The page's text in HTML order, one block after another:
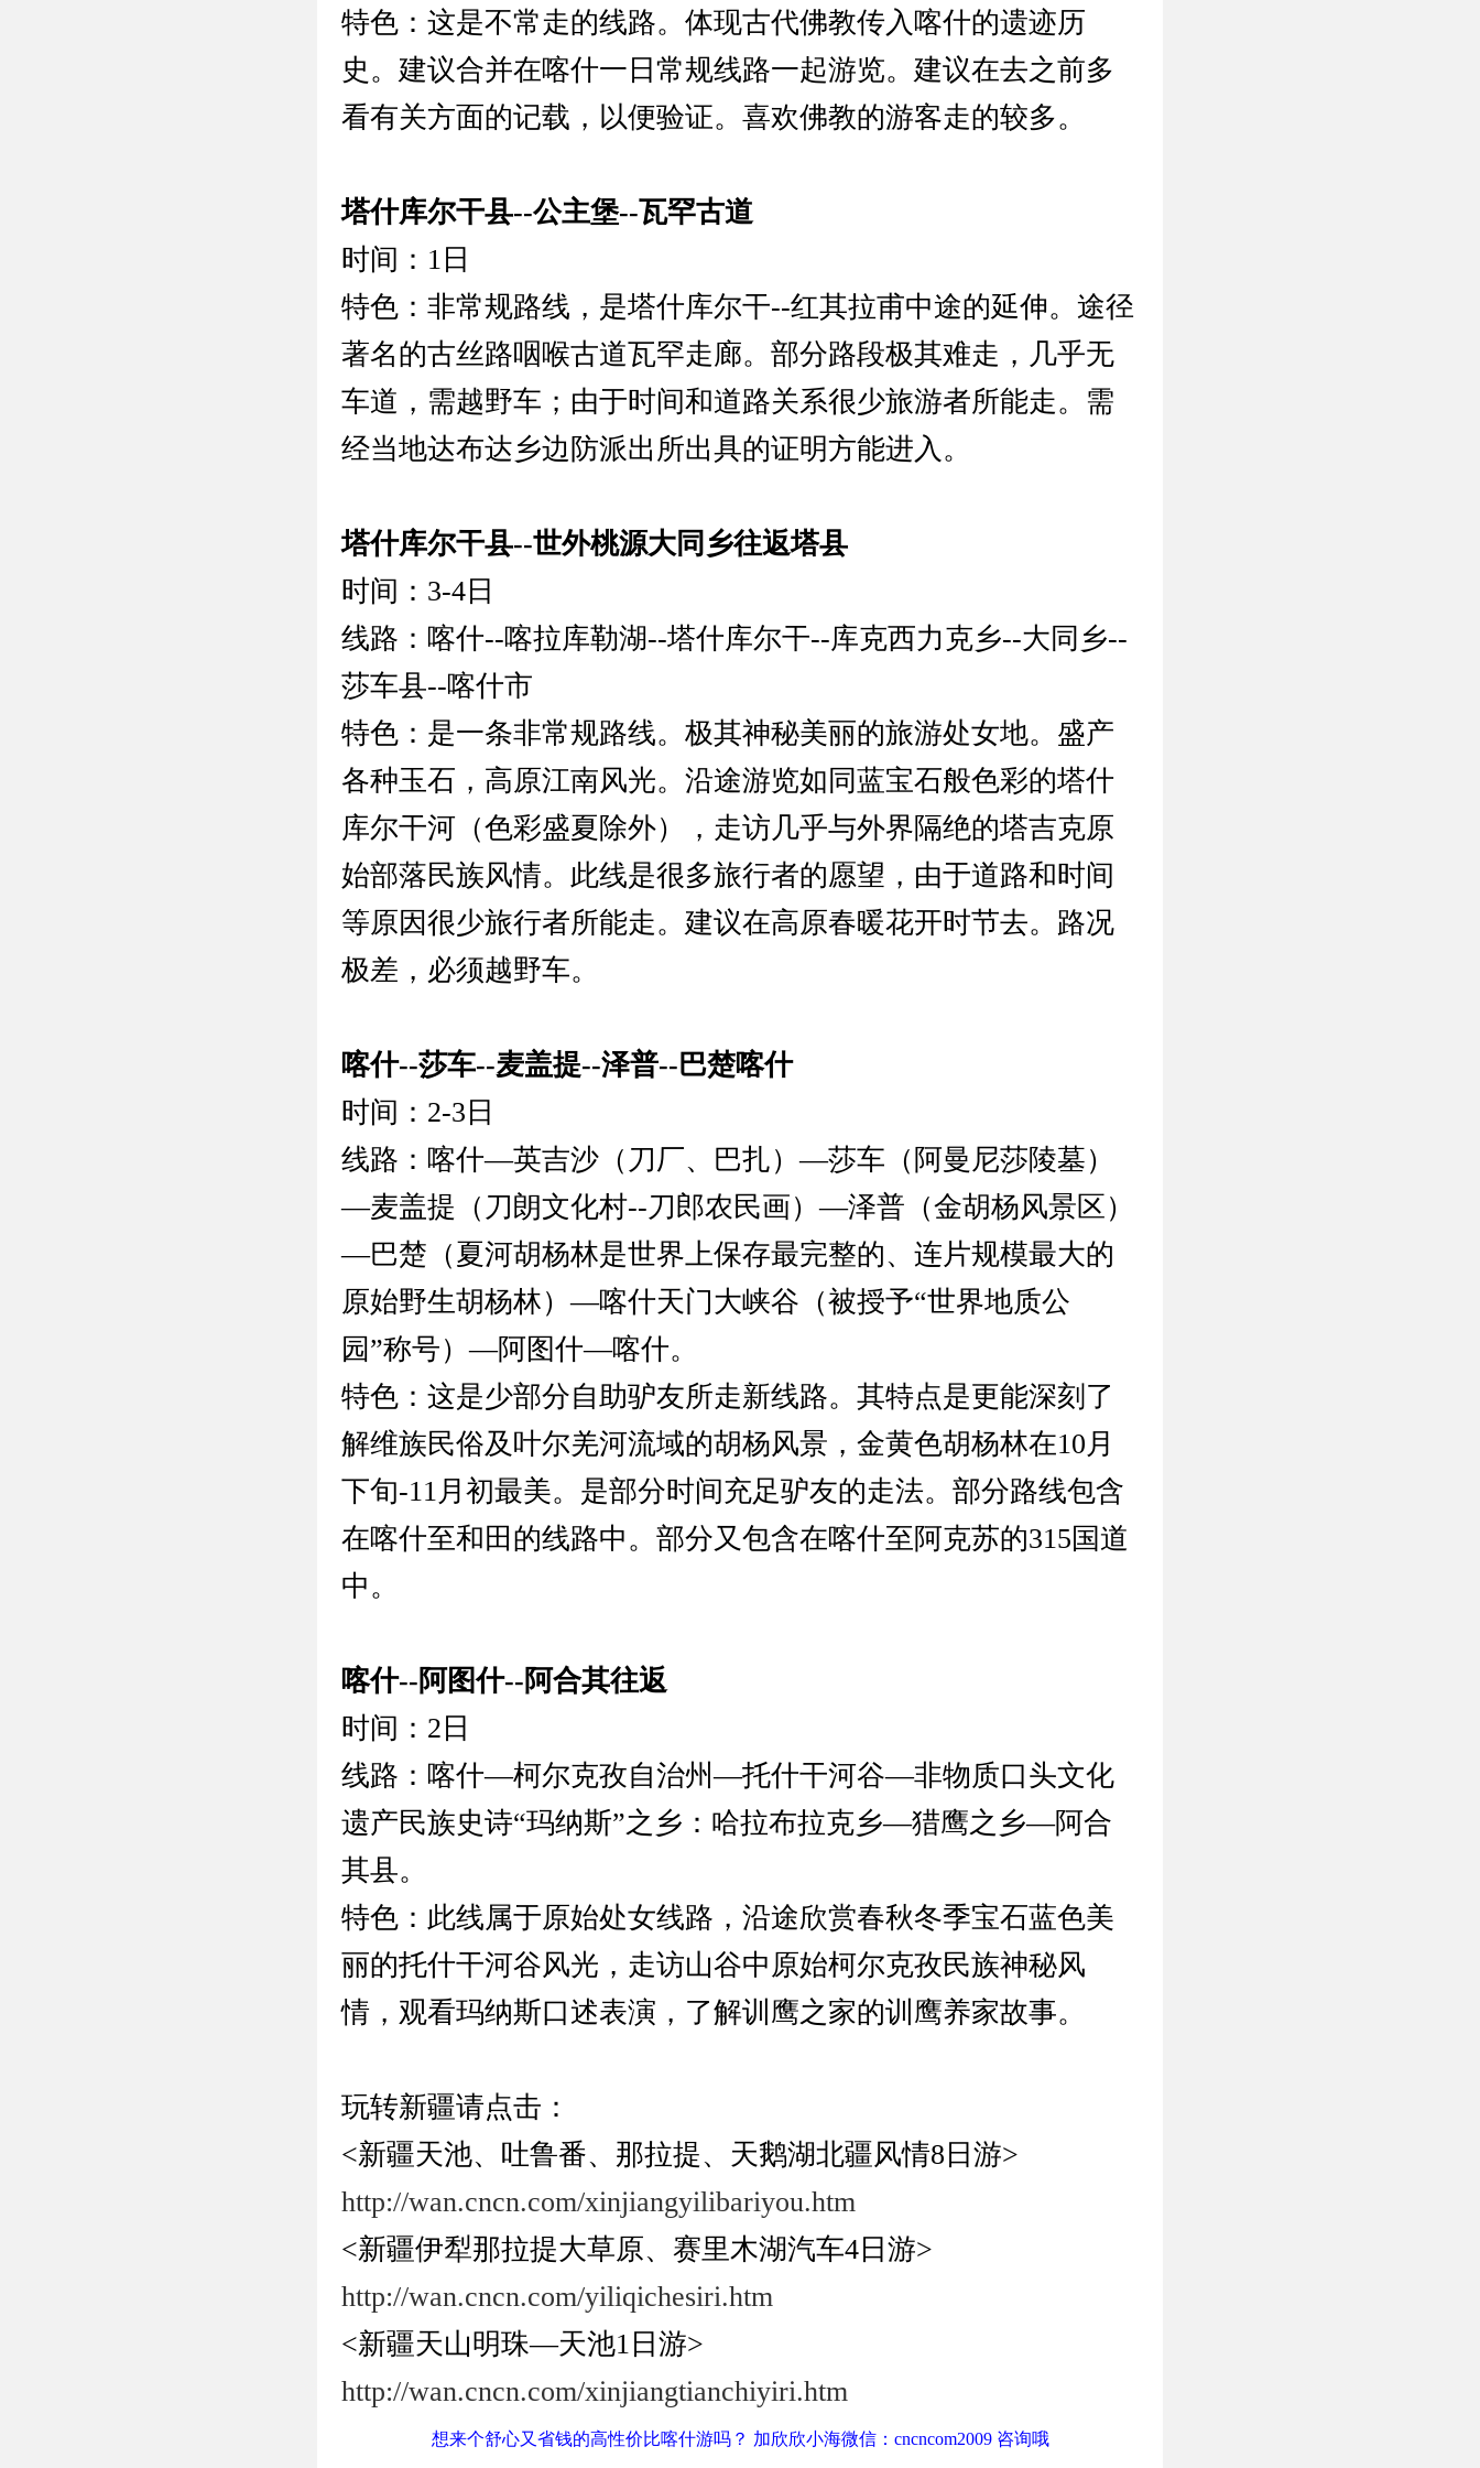
特色：这是不常走的线路。体现古代佛教传入喀什的遗迹历
史。建议合并在喀什一日常规线路一起游览。建议在去之前多
看有关方面的记载，以便验证。喜欢佛教的游客走的较多。
塔什库尔干县--公主堡--瓦罕古道
时间：1日
特色：非常规路线，是塔什库尔干--红其拉甫中途的延伸。途径
著名的古丝路咽喉古道瓦罕走廊。部分路段极其难走，几乎无
车道，需越野车；由于时间和道路关系很少旅游者所能走。需
经当地达布达乡边防派出所出具的证明方能进入。
塔什库尔干县--世外桃源大同乡往返塔县
时间：3-4日
线路：喀什--喀拉库勒湖--塔什库尔干--库克西力克乡--大同乡--
莎车县--喀什市
特色：是一条非常规路线。极其神秘美丽的旅游处女地。盛产
各种玉石，高原江南风光。沿途游览如同蓝宝石般色彩的塔什
库尔干河（色彩盛夏除外），走访几乎与外界隔绝的塔吉克原
始部落民族风情。此线是很多旅行者的愿望，由于道路和时间
等原因很少旅行者所能走。建议在高原春暖花开时节去。路况
极差，必须越野车。
喀什--莎车--麦盖提--泽普--巴楚喀什
时间：2-3日
线路：喀什—英吉沙（刀厂、巴扎）—莎车（阿曼尼莎陵墓）
—麦盖提（刀朗文化村--刀郎农民画）—泽普（金胡杨风景区）
—巴楚（夏河胡杨林是世界上保存最完整的、连片规模最大的
原始野生胡杨林）—喀什天门大峡谷（被授予“世界地质公
园”称号）—阿图什—喀什。
特色：这是少部分自助驴友所走新线路。其特点是更能深刻了
解维族民俗及叶尔羌河流域的胡杨风景，金黄色胡杨林在10月
下旬-11月初最美。是部分时间充足驴友的走法。部分路线包含
在喀什至和田的线路中。部分又包含在喀什至阿克苏的315国道
中。
喀什--阿图什--阿合其往返
时间：2日
线路：喀什—柯尔克孜自治州—托什干河谷—非物质口头文化
遗产民族史诗“玛纳斯”之乡：哈拉布拉克乡—猎鹰之乡—阿合
其县。
特色：此线属于原始处女线路，沿途欣赏春秋冬季宝石蓝色美
丽的托什干河谷风光，走访山谷中原始柯尔克孜民族神秘风
情，观看玛纳斯口述表演，了解训鹰之家的训鹰养家故事。
玩转新疆请点击：
<新疆天池、吐鲁番、那拉提、天鹅湖北疆风情8日游>
http://wan.cncn.com/xinjiangyilibariyou.htm
<新疆伊犁那拉提大草原、赛里木湖汽车4日游>
http://wan.cncn.com/yiliqichesiri.htm
<新疆天山明珠—天池1日游>
http://wan.cncn.com/xinjiangtianchiyiri.htm
想来个舒心又省钱的高性价比喀什游吗？ 加欣欣小海微信：cncncom2009 咨询哦